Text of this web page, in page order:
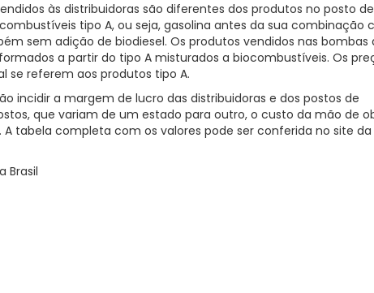
às distribuidoras são diferentes dos produtos no posto de
tipo A, ou seja, gasolina antes da sua combinação
sem adição de biodiesel. Os produtos vendidos nas bombas
a partir do tipo A misturados a biocombustíveis. Os
se referem aos produtos tipo A.
incidir a margem de lucro das distribuidoras e dos postos de
que variam de um estado para outro, o custo da mão de
A tabela completa com os valores pode ser conferida no site da
Brasil